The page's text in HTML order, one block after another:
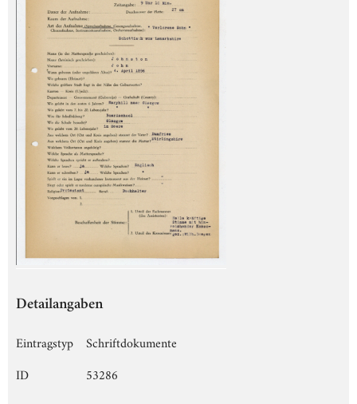
Detailangaben
Eintragstyp
Schriftdokumente
ID
53286